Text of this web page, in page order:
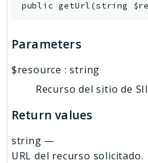
public getUrl (string
Parameters
$resource :string
Recurso del sitio de
Return values
string —
URL del recurso solicitado.